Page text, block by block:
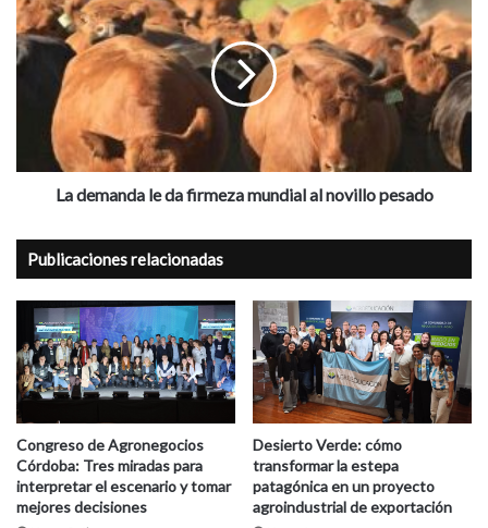
demanda
le
da
firmeza
mundial
novillo
pesado
La demanda le da firmeza mundial al novillo pesado
Publicaciones relacionadas
Congreso de Agronegocios
Córdoba: Tres miradas para
interpretar el escenario y tomar
mejores decisiones
Desierto Verde: cómo
transformar la estepa
patagónica en un proyecto
agroindustrial de exportación